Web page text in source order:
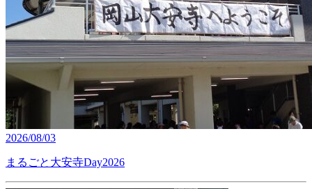
2026/08/03
まるごと大安寺Day2026